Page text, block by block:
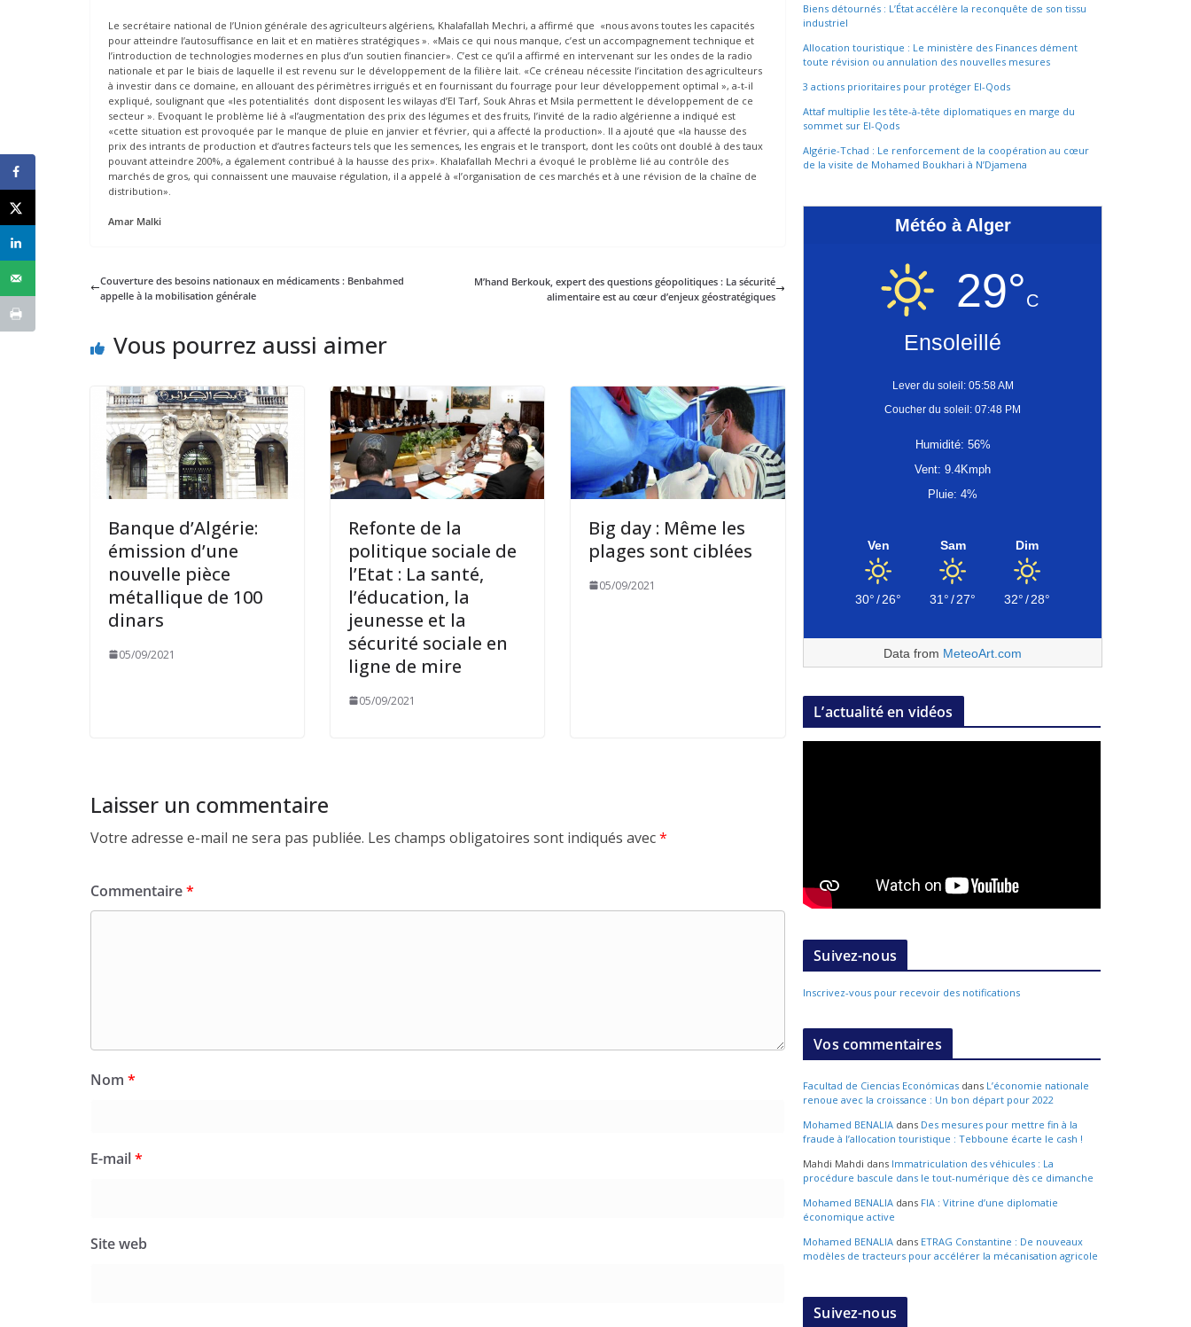
Le secrétaire national de l’Union générale des agriculteurs algériens, Khalafallah Mechri, a affirmé que «nous avons toutes les capacités
pour atteindre l’autosuffisance en lait et en matières stratégiques ». «Mais ce qui nous manque, c’est un accompagnement technique et
l’introduction de technologies modernes en plus d’un soutien financier». C’est ce qu’il a affirmé en intervenant sur les ondes de la radio
nationale et par le biais de laquelle il est revenu sur le développement de la filière lait. «Ce créneau nécessite l’incitation des agriculteurs
à investir dans ce domaine, en allouant des périmètres irrigués et en fournissant du fourrage pour leur développement optimal », a-t-il
expliqué, soulignant que «les potentialités dont disposent les wilayas d’El Tarf, Souk Ahras et Msila permettent le développement de ce
secteur ». Evoquant le problème lié à «l’augmentation des prix des légumes et des fruits, l’invité de la radio algérienne a indiqué est
«cette situation est provoquée par le manque de pluie en janvier et février, qui a affecté la production». Il a ajouté que «la hausse des
prix des intrants de production et d’autres facteurs tels que les semences, les engrais et le transport, dont les coûts ont doublé à des taux
pouvant atteindre 200%, a également contribué à la hausse des prix». Khalafallah Mechri a évoqué le problème lié au contrôle des
marchés de gros, qui connaissent une mauvaise régulation, il a appelé à «l’organisation de ces marchés et à une révision de la chaîne de
distribution».
Amar Malki
Couverture des besoins nationaux en médicaments : Benbahmed
appelle à la mobilisation générale
M’hand Berkouk, expert des questions géopolitiques : La sécurité
alimentaire est au cœur d’enjeux géostratégiques
Vous pourrez aussi aimer
Banque d’Algérie:
émission d’une
nouvelle pièce
métallique de 100
dinars
05/09/2021
Refonte de la
politique sociale de
l’Etat : La santé,
l’éducation, la
jeunesse et la
sécurité sociale en
ligne de mire
05/09/2021
Big day : Même les
plages sont ciblées
05/09/2021
Laisser un commentaire
Votre adresse e-mail ne sera pas publiée. Les champs obligatoires sont indiqués avec*
Commentaire*
Nom *
E-mail*
Site web
Biens détournés : L’État accélère la reconquête de son tissu
industriel
Allocation touristique : Le ministère des Finances dément
toute révision ou annulation des nouvelles mesures
3 actions prioritaires pour protéger El-Qods
Attaf multiplie les tête-à-tête diplomatiques en marge du
sommet sur El-Qods
Algérie-Tchad : Le renforcement de la coopération au cœur
de la visite de Mohamed Boukhari à N’Djamena
Météo à Alger
29°C
Ensoleillé
Lever du soleil: 05:58 AM
Coucher du soleil: 07:48 PM
Humidité: 56%
Vent: 9.4Kmph
Pluie: 4%
Ven
30°/26°
Sam
31°/27°
Dim
32°/28°
Data from MeteoArt.com
L’actualité en vidéos
Suivez-nous
Inscrivez-vous pour recevoir des notifications
Vos commentaires
Facultad de Ciencias Económicas dans L’économie nationale
renoue avec la croissance : Un bon départ pour 2022
Mohamed BENALIA dans Des mesures pour mettre fin à la
fraude à l’allocation touristique : Tebboune écarte le cash !
Mahdi Mahdi dans Immatriculation des véhicules : La
procédure bascule dans le tout-numérique dès ce dimanche
Mohamed BENALIA dans FIA : Vitrine d’une diplomatie
économique active
Mohamed BENALIA dans ETRAG Constantine : De nouveaux
modèles de tracteurs pour accélérer la mécanisation agricole
Suivez-nous